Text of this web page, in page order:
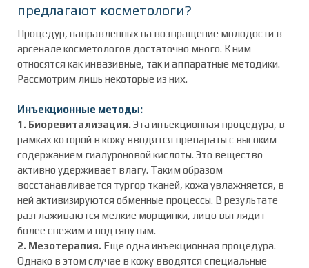
предлагают косметологи?
Процедур, направленных на возвращение молодости в
арсенале косметологов достаточно много. К ним
относятся как инвазивные, так и аппаратные методики.
Рассмотрим лишь некоторые из них.
Инъекционные методы:
1. Биоревитализация.Эта инъекционная процедура, в
рамках которой в кожу вводятся препараты с высоким
содержанием гиалуроновой кислоты. Это вещество
активно удерживает влагу. Таким образом
восстанавливается тургор тканей, кожа увлажняется, в
ней активизируются обменные процессы. В результате
разглаживаются мелкие морщинки, лицо выглядит
более свежим и подтянутым.
2. Мезотерапия. Еще одна инъекционная процедура.
Однако в этом случае в кожу вводятся специальные